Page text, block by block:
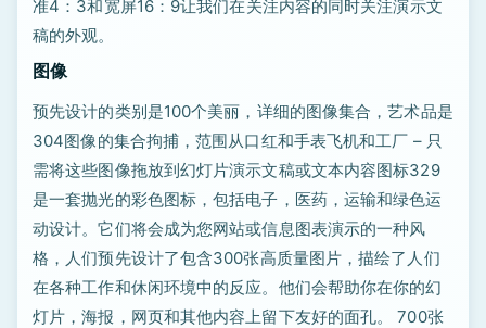
准4：3和宽屏16：9让我们在关注内容的同时关注演示文
稿的外观。
图像
预先设计的类别是100个美丽，详细的图像集合，艺术品是
304图像的集合拘捕，范围从口红和手表飞机和工厂 – 只
需将这些图像拖放到幻灯片演示文稿或文本内容图标329
是一套抛光的彩色图标，包括电子，医药，运输和绿色运
动设计。它们将会成为您网站或信息图表演示的一种风
格，人们预先设计了包含300张高质量图片，描绘了人们
在各种工作和休闲环境中的反应。他们会帮助你在你的幻
灯片，海报，网页和其他内容上留下友好的面孔。 700张